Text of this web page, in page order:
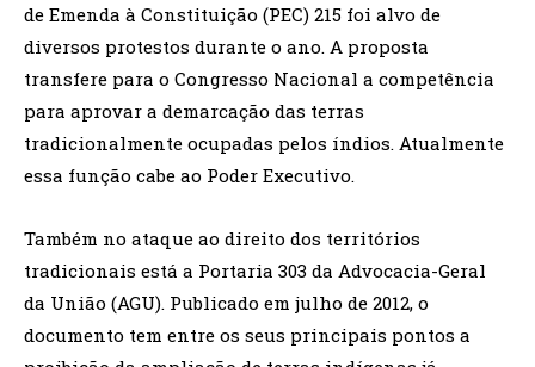
de Emenda à Constituição (PEC) 215 foi alvo de
diversos protestos durante o ano. A proposta
transfere para o Congresso Nacional a competência
para aprovar a demarcação das terras
tradicionalmente ocupadas pelos índios. Atualmente
essa função cabe ao Poder Executivo.
Também no ataque ao direito dos territórios
tradicionais está a Portaria 303 da Advocacia-Geral
da União (AGU). Publicado em julho de 2012, o
documento tem entre os seus principais pontos a